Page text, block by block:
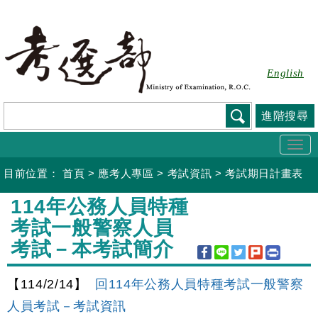
要
容
English
進階搜尋
目前位置： 首頁 > 應考人專區 > 考試資訊 >考試期日計畫表
:::
114年公務人員特種
考試一般警察人員
考試－本考試簡介
【114/2/14】
回114年公務人員特種考試一般警察
人員考試－考試資訊